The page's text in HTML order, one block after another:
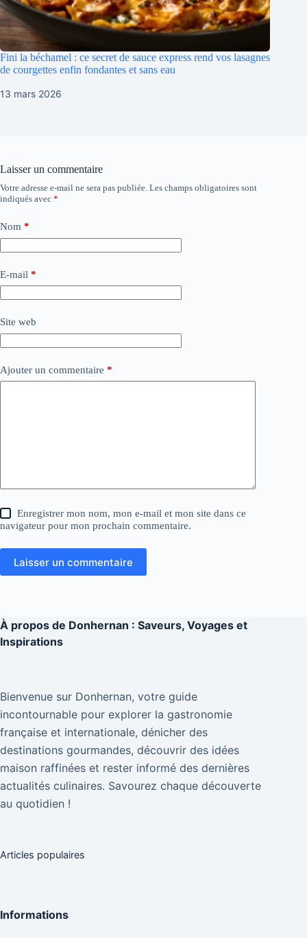
Fini la béchamel : ce secret de sauce express rend vos lasagnes
de courgettes enfin fondantes et sans eau
13 mars 2026
Laisser un commentaire
Votre adresse e-mail ne sera pas publiée. Les champs obligatoires sont
indiqués avec *
Nom *
E-mail *
Site web
Ajouter un commentaire *
Enregistrer mon nom, mon e-mail et mon site dans ce
navigateur pour mon prochain commentaire.
Laisser un commentaire
À propos de Donhernan : Saveurs, Voyages et
Inspirations
Bienvenue sur Donhernan, votre guide
incontournable pour explorer la gastronomie
française et internationale, dénicher des
destinations gourmandes, découvrir des idées
maison raffinées et rester informé des dernières
actualités culinaires. Savourez chaque découverte
au quotidien !
Articles populaires
Informations